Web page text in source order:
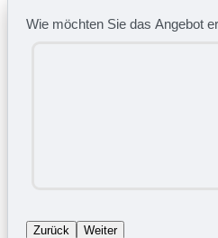
Wie möchten Sie das Angebot
Zurück Weiter